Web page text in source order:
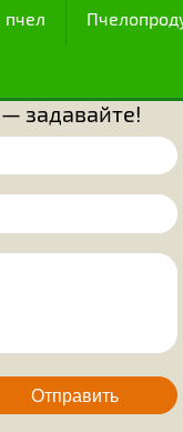
ряд
ячеек сотов
которых только
и
знали, что
ячейки,
что ни одно
является то, что
Для пчел